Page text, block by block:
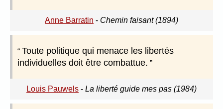
Anne Barratin - Chemin faisant (1894)
Toute politique qui menace les libertés
individuelles doit être combattue.
Louis Pauwels - La liberté guide mes pas (1984)